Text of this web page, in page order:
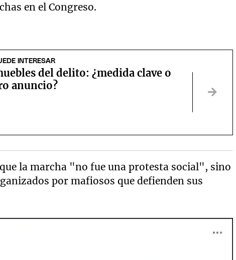
en el Congreso.
INTERESAR
del delito: ¿medida clave o
anuncio?
la marcha "no fue una protesta social", sino
por mafiosos que defienden sus